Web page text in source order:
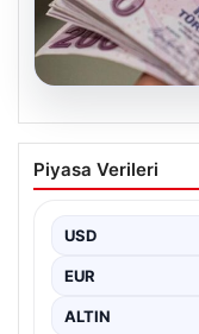
07.08.2026
Bayram
2026 Kurban
Piyasa Verileri
USD
EUR
ALTIN